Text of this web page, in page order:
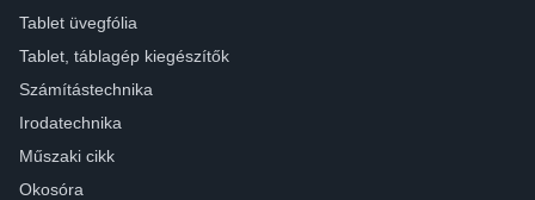
Tablet üvegfólia
Tablet, táblagép kiegészítők
Számítástechnika
Irodatechnika
Műszaki cikk
Okosóra